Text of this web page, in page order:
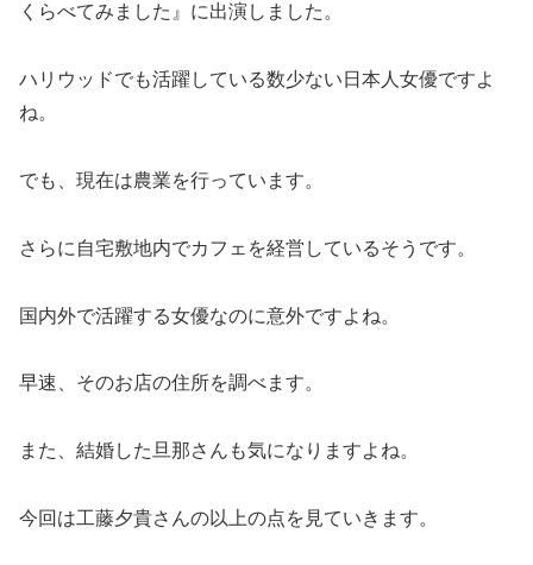
くらべてみました』に出演しました。
ハリウッドでも活躍している数少ない日本人女優ですよ
ね。
でも、現在は農業を行っています。
さらに自宅敷地内でカフェを経営しているそうです。
国内外で活躍する女優なのに意外ですよね。
早速、そのお店の住所を調べます。
また、結婚した旦那さんも気になりますよね。
今回は工藤夕貴さんの以上の点を見ていきます。